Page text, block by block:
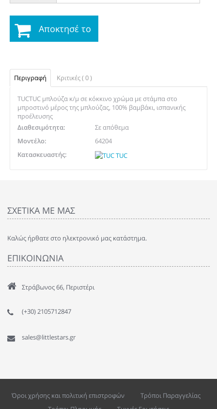
Αποκτησέ το
Περιγραφή Κριτικές ( 0 )
TUCTUC μπλούζα κ/μ σε κόκκινο χρώμα με στάμπα στο
μπροστινό μέρος της μπλούζας, 100% βαμβάκι, ισπανικής
προέλευσης
Διαθεσιμότητα:
Σε απόθεμα
Μοντέλο:
64204
Κατασκευαστής:
ΣΧΕΤΙΚΑ ΜΕ ΜΑΣ
Καλώς ήρθατε στο ηλεκτρονικό μας κατάστημα.
ΕΠΙΚΟΙΝΩΝΙΑ
Στράβωνος 66, Περιστέρι
(+30) 2105712847
sales@littlestars.gr
Όροι χρήσης και πολιτική επιστροφών
Τρόποι Παραγγελίας